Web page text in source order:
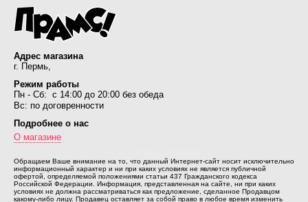
Адрес магазина
г. Пермь,
Режим работы
Пн - Сб: с 14:00 до 20:00 без обеда
Вс: по договренности
Подробнее о нас
О магазине
Обращаем Ваше внимание на то, что данный Интернет-сайт носит исключительно
информационный характер и ни при каких условиях не является публичной
офертой, определяемой положениями статьи 437 Гражданского кодекса
Российской Федерации. Информация, представленная на сайте, ни при каких
условиях не должна рассматриваться как предложение, сделанное Продавцом
какому-либо лицу. Продавец оставляет за собой право в любое время изменить